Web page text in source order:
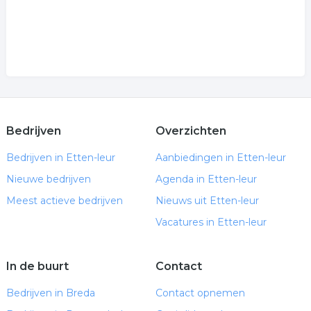
Bedrijven
Bedrijven in Etten-leur
Nieuwe bedrijven
Meest actieve bedrijven
Overzichten
Aanbiedingen in Etten-leur
Agenda in Etten-leur
Nieuws uit Etten-leur
Vacatures in Etten-leur
In de buurt
Bedrijven in Breda
Contact
Contact opnemen